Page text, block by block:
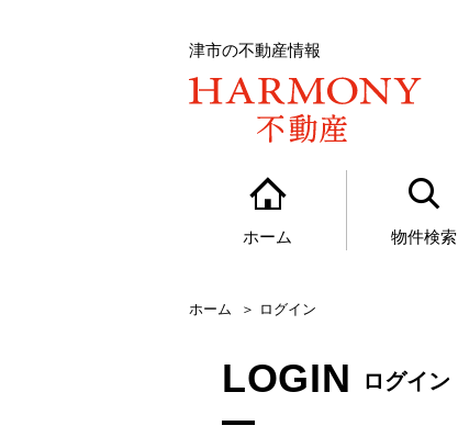
津市の不動産情報
ホーム 物件検索
ホーム ログイン
LOGIN ログイン